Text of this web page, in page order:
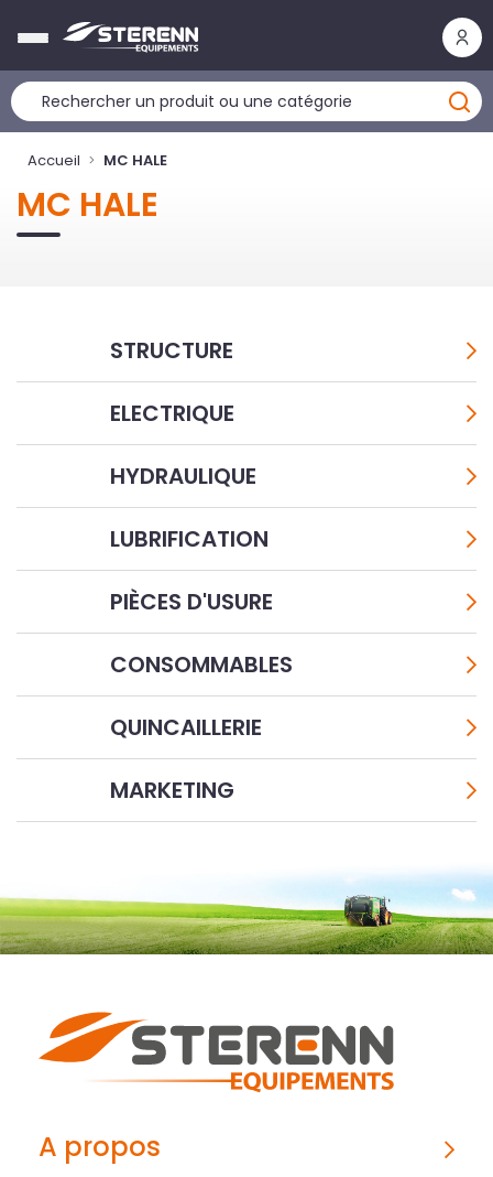
Accueil MC HALE
MC HALE
STRUCTURE
ELECTRIQUE
HYDRAULIQUE
LUBRIFICATION
PIÈCES D'USURE
CONSOMMABLES
QUINCAILLERIE
MARKETING
A propos